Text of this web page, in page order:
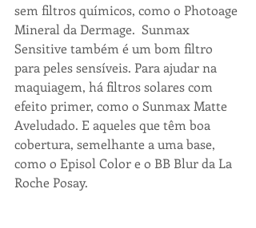
sem filtros químicos, como o Photoage
Mineral da Dermage.  Sunmax
Sensitive também é um bom filtro
para peles sensíveis. Para ajudar na
maquiagem, há filtros solares com
efeito primer, como o Sunmax Matte
Aveludado. E aqueles que têm boa
cobertura, semelhante a uma base,
como o Episol Color e o BB Blur da La
Roche Posay.